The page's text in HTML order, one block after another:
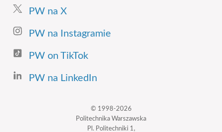
PW na X
PW na Instagramie
PW on TikTok
PW na LinkedIn
© 1998-2026
Politechnika Warszawska
Pl. Politechniki 1,